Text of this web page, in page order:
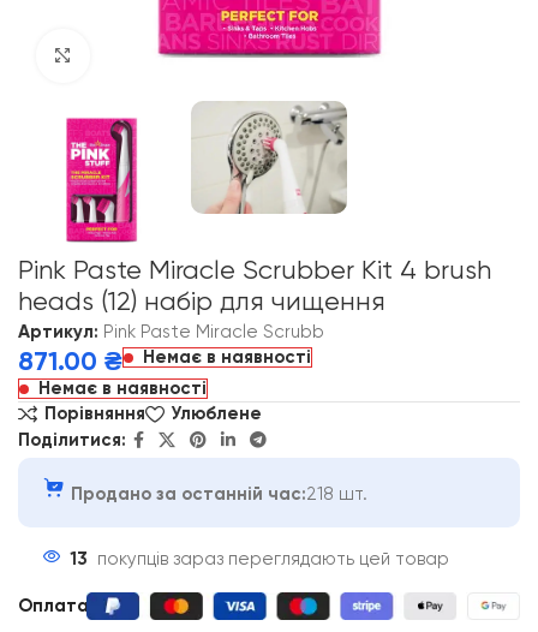
Click to enlarge
Pink Paste Miracle Scrubber Kit 4 brush
heads (12) набір для чищення
Артикул: Pink Paste Miracle Scrubb
871.00 ₴
Немає в наявності
Немає в наявності
Порівняння
Улюблене
Поділитися:
Продано за останній час:218 шт.
13 покупців зараз переглядають цей товар
Оплата